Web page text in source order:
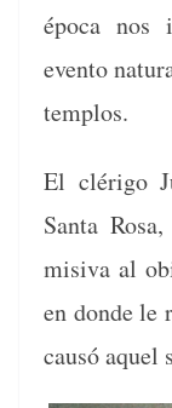
época nos
even­to
templos.
El cléri­go
San­ta
misi­va al
en donde le
causó aquel